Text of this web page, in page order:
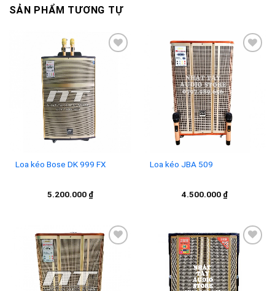
SẢN PHẨM TƯƠNG TỰ
Loa kéo Bose DK 999 FX
5.200.000 ₫
Loa kéo JBA 509
4.500.000 ₫
Add to
wishlist
Add to
wishlist